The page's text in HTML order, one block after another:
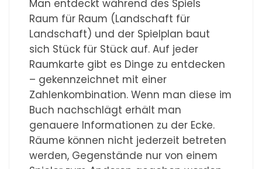
Man entdeckt während des Spiels
Raum für Raum (Landschaft für
Landschaft) und der Spielplan baut
sich Stück für Stück auf. Auf jeder
Raumkarte gibt es Dinge zu entdecken
– gekennzeichnet mit einer
Zahlenkombination. Wenn man diese im
Buch nachschlägt erhält man
genauere Informationen zu der Ecke.
Räume können nicht jederzeit betreten
werden, Gegenstände nur von einem